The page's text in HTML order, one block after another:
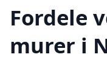
Fordele
murer i